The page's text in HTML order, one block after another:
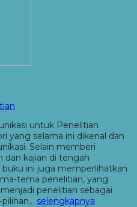
untuk Penelitian
yang selama ini dikenal dan
Selain memberi
dan kajian di tengah
buku ini juga memperlihatkan
tema penelitian, yang
penelitian sebagai
selengkapnya